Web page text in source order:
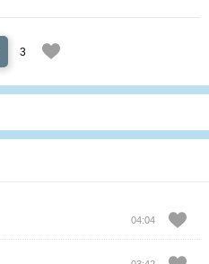
3
04:04